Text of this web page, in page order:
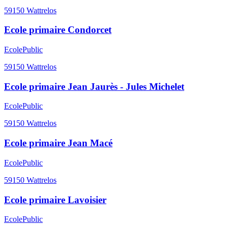
59150 Wattrelos
Ecole primaire Condorcet
EcolePublic
59150 Wattrelos
Ecole primaire Jean Jaurès - Jules Michelet
EcolePublic
59150 Wattrelos
Ecole primaire Jean Macé
EcolePublic
59150 Wattrelos
Ecole primaire Lavoisier
EcolePublic